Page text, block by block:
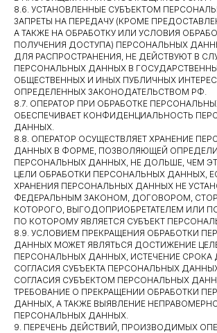
8.6. УСТАНОВЛЕННЫЕ СУБЪЕКТОМ
ЗАПРЕТЫ НА ПЕРЕДАЧУ (КРОМЕ
А ТАКЖЕ НА ОБРАБОТКУ ИЛИ УСЛОВИЯ
ПОЛУЧЕНИЯ ДОСТУПА) ПЕРСОНАЛЬНЫХ
ДЛЯ РАСПРОСТРАНЕНИЯ, НЕ ДЕЙСТВУЮТ В
ПЕРСОНАЛЬНЫХ ДАННЫХ В
ОБЩЕСТВЕННЫХ И ИНЫХ ПУБЛИЧНЫХ
ОПРЕДЕЛЕННЫХ ЗАКОНОДАТЕЛЬСТВОМ РФ.
8.7. ОПЕРАТОР ПРИ ОБРАБОТКЕ
ОБЕСПЕЧИВАЕТ КОНФИДЕНЦИАЛЬНОСТЬ
ДАННЫХ.
8.8. ОПЕРАТОР ОСУЩЕСТВЛЯЕТ ХРАНЕНИЕ
ДАННЫХ В ФОРМЕ, ПОЗВОЛЯЮЩЕЙ
ПЕРСОНАЛЬНЫХ ДАННЫХ, НЕ ДОЛЬШЕ, ЧЕМ
ЦЕЛИ ОБРАБОТКИ ПЕРСОНАЛЬНЫХ ДАННЫХ,
ХРАНЕНИЯ ПЕРСОНАЛЬНЫХ ДАННЫХ НЕ
ФЕДЕРАЛЬНЫМ ЗАКОНОМ, ДОГОВОРОМ,
КОТОРОГО, ВЫГОДОПРИОБРЕТАТЕЛЕМ ИЛИ
ПО КОТОРОМУ ЯВЛЯЕТСЯ СУБЪЕКТ
8.9. УСЛОВИЕМ ПРЕКРАЩЕНИЯ ОБРАБОТКИ
ДАННЫХ МОЖЕТ ЯВЛЯТЬСЯ ДОСТИЖЕНИЕ
ПЕРСОНАЛЬНЫХ ДАННЫХ, ИСТЕЧЕНИЕ СРОКА
СОГЛАСИЯ СУБЪЕКТА ПЕРСОНАЛЬНЫХ
СОГЛАСИЯ СУБЪЕКТОМ ПЕРСОНАЛЬНЫХ
ТРЕБОВАНИЕ О ПРЕКРАЩЕНИИ ОБРАБОТКИ
ДАННЫХ, А ТАКЖЕ ВЫЯВЛЕНИЕ
ПЕРСОНАЛЬНЫХ ДАННЫХ.
9. ПЕРЕЧЕНЬ ДЕЙСТВИЙ, ПРОИЗВОДИМЫХ